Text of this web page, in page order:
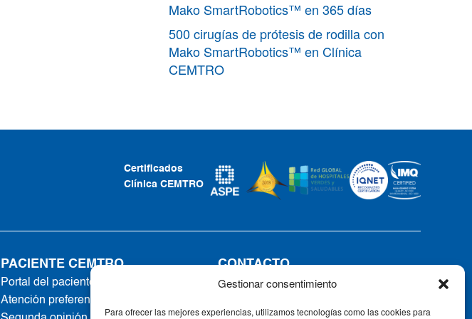
Gestionar consentimiento
Para ofrecer las mejores experiencias, utilizamos tecnologías como las cookies para
Mako SmartRobotics™ en 365 días
500 cirugías de prótesis de rodilla con
Mako SmartRobotics™ en Clínica
CEMTRO
Certificados
Clínica CEMTRO
PACIENTE CEMTRO
Portal del paciente
Atención preferente
CONTACTO
Tel: +34 91 735 57 57 | Fax: 91 735